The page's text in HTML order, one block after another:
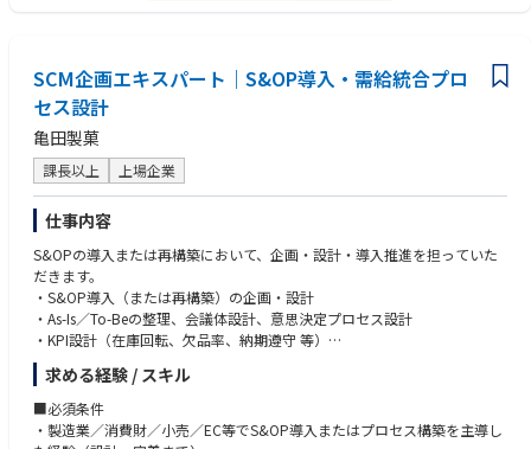
SCM企画エキスパート｜S&OP導入・需給統合プロ
セス設計
亀田製菓
課長以上 上場企業
仕事内容
S&OPの導入または再構築において、企画・設計・導入推進を担っていた
だきます。
・S&OP導入（または再構築）の企画・設計
・As-Is／To-Beの整理、会議体設計、意思決定プロセス設計
・KPI設計（在庫回転、欠品率、納期遵守 等）
・需要計画／供給計画の統合プロセス設計（販売・生産・調達・物流の整
合）
・PSI運用の設計・標準化
・計画パラメータ（リードタイム・安全在庫・ロット等）の整備方針策定
求める経験 / スキル
■必須条件
・製造業／消費財／小売／EC等でS&OP導入またはプロセス構築を主導し